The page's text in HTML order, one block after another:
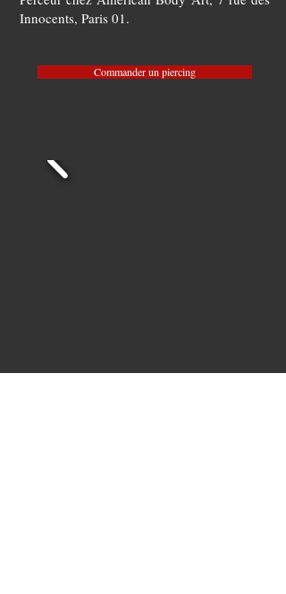
Innocents, Paris 01.
Commander un piercing